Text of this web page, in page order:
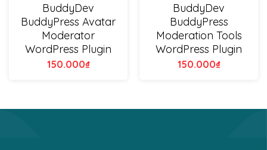
BuddyDev
BuddyPress Avatar
Moderator
WordPress Plugin
150.000₫
BuddyDev
BuddyPress
Moderation Tools
WordPress Plugin
150.000₫